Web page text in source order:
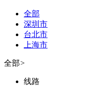
全部
深圳市
台北市
上海市
全部>
线路